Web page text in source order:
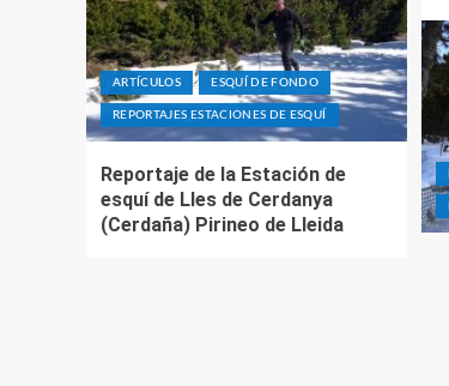
ARTÍCULOS ESQUÍ DE FONDO
REPORTAJES ESTACIONES DE ESQUÍ
Reportaje de la Estación de
esquí de Lles de Cerdanya
(Cerdaña) Pirineo de Lleida